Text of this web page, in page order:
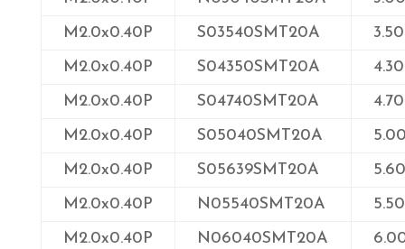
M2.0x0.40P
S03540SMT20A
3.50
M2.0x0.40P
S04350SMT20A
4.30
M2.0x0.40P
S04740SMT20A
4.70
M2.0x0.40P
S05040SMT20A
M2.0x0.40P
S05639SMT20A
5.60
M2.0x0.40P
N05540SMT20A
5.50
M2.0x0.40P
N06040SMT20A